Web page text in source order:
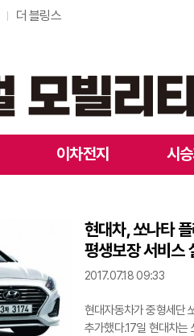
더 블링스
이차전지 시
현대차, 쏘나타
평생보장 서비스
2017.07.18 09:33
현대자동차가 중형세단
추가했다.17일 현대차는